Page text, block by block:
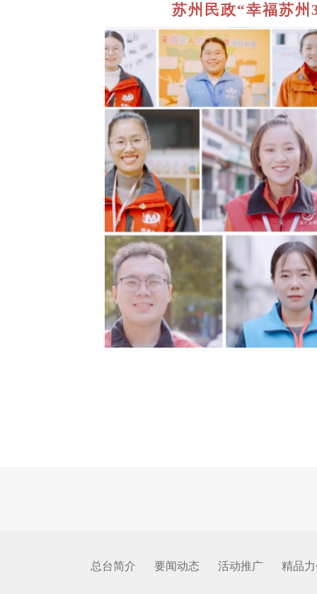
苏州民政“幸福苏州
总台简介 要闻动态 活动推广 精品